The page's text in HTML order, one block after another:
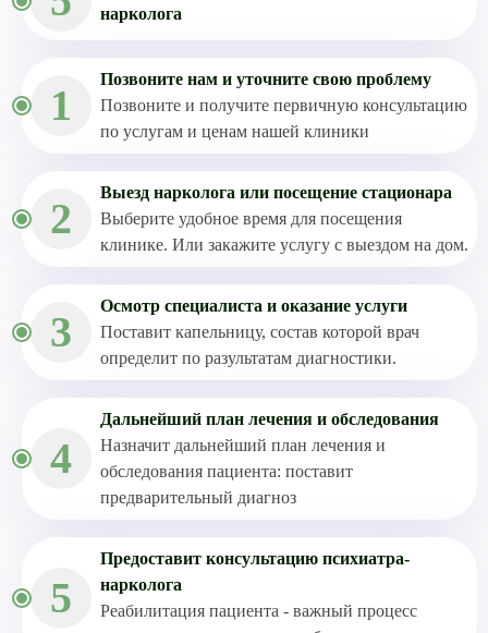
нарколога
1
Позвоните нам и уточните свою проблему
Позвоните и получите первичную консультацию
по услугам и ценам нашей клиники
2
Выезд нарколога или посещение стационара
Выберите удобное время для посещения
клинике. Или закажите услугу с выездом на дом.
3
Осмотр специалиста и оказание услуги
Поставит капельницу, состав которой врач
определит по разультатам диагностики.
4
Дальнейший план лечения и обследования
Назначит дальнейший план лечения и
обследования пациента: поставит
предварительный диагноз
5
Предоставит консультацию психиатра-
нарколога
Реабилитация пациента - важный процесс